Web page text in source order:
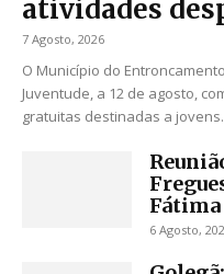
atividades
7 Agosto, 2026
O Município do
Juventude, a 12 de agosto,
gratuitas destinadas a
Fátima
6 Agosto,